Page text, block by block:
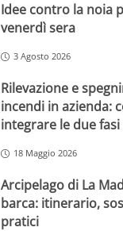
Idee contro la noia
venerdì sera
3 Agosto 2026
Rilevazione e
incendi in azienda:
integrare le due fasi
18 Maggio 2026
Arcipelago di La
barca: itinerario,
pratici